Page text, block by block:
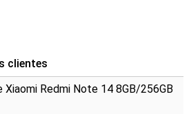
clientes
Redmi Note 14 8GB/256GB